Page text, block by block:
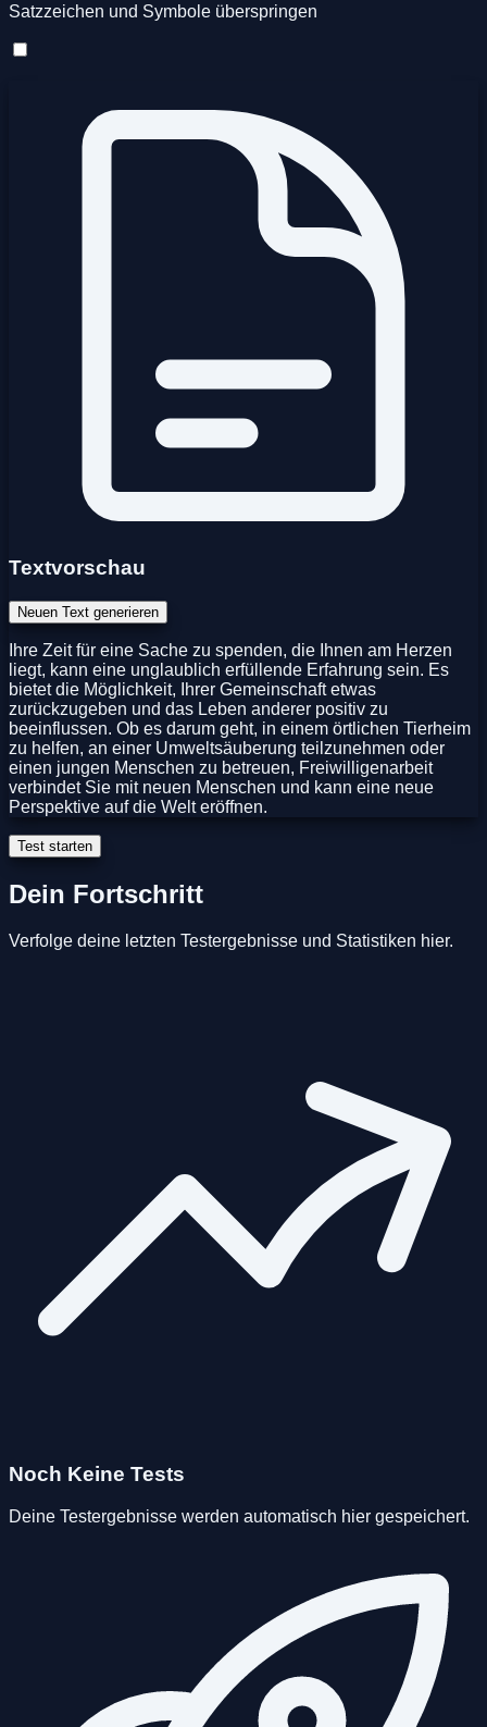
Satzzeichen und Symbole überspringen
Textvorschau
Neuen Text generieren
Ihre Zeit für eine Sache zu spenden, die Ihnen am Herzen
liegt, kann eine unglaublich erfüllende Erfahrung sein. Es
bietet die Möglichkeit, Ihrer Gemeinschaft etwas
zurückzugeben und das Leben anderer positiv zu
beeinflussen. Ob es darum geht, in einem örtlichen Tierheim
zu helfen, an einer Umweltsäuberung teilzunehmen oder
einen jungen Menschen zu betreuen, Freiwilligenarbeit
verbindet Sie mit neuen Menschen und kann eine neue
Perspektive auf die Welt eröffnen.
Test starten
Dein Fortschritt
Verfolge deine letzten Testergebnisse und Statistiken hier.
Noch Keine Tests
Deine Testergebnisse werden automatisch hier gespeichert.